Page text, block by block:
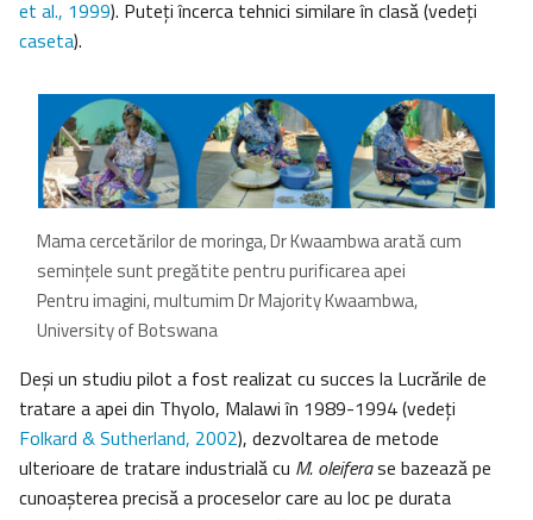
et al., 1999). Puteţi încerca tehnici similare în clasă (vedeţi
caseta).
Mama cercetărilor de moringa, Dr Kwaambwa arată cum
seminţele sunt pregătite pentru purificarea apei
Pentru imagini, multumim Dr Majority Kwaambwa,
University of Botswana
Deşi un studiu pilot a fost realizat cu succes la Lucrările de
tratare a apei din Thyolo, Malawi în 1989-1994 (vedeţi
Folkard & Sutherland, 2002), dezvoltarea de metode
ulterioare de tratare industrială cu M. oleiferase bazează pe
cunoaşterea precisă a proceselor care au loc pe durata